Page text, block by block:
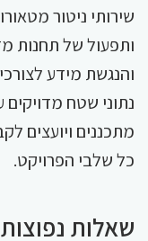
שירותי ניטור
ותפעול של תחנות
והנגשת מידע
נתוני שטח מדויקים
מתכננים ויועצים
כל שלבי הפרויקט.
שאלות נפוצות